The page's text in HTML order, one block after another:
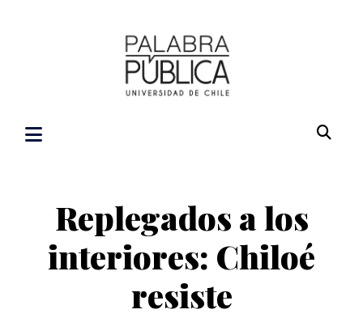
Replegados a los
interiores: Chiloé
resiste